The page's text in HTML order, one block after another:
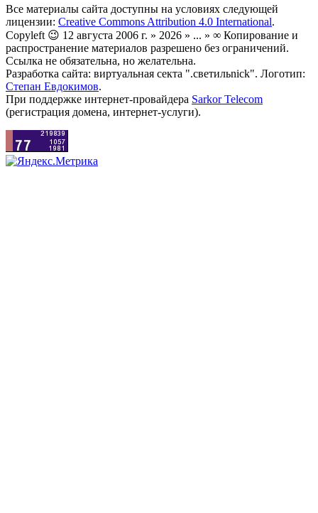
Все материалы сайта доступны на условиях следующей
лицензии: Creative Commons Attribution 4.0 International.
Copyleft 😉 12 августа 2006 г. » 2026 » ... » ∞ Копирование и
распространение материалов разрешено без ограничений.
Ссылка не обязательна, но желательна.
Разработка сайта: виртуальная секта ".светильnick". Логотип:
Степан Евдокимов.
При поддержке интернет-провайдера Sarkor Telecom
(регистрация домена, интернет-услуги).